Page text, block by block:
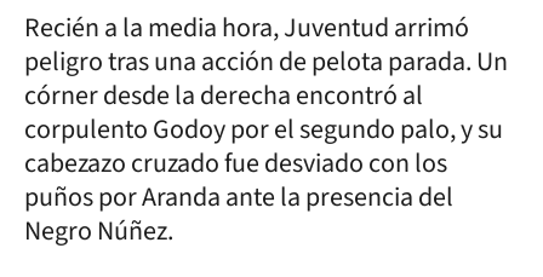
Recién a la media hora, Juventud arrimó
peligro tras una acción de pelota parada. Un
córner desde la derecha encontró al
corpulento Godoy por el segundo palo, y su
cabezazo cruzado fue desviado con los
puños por Aranda ante la presencia del
Negro Núñez.